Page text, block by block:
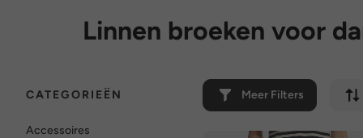
Linnen broeken voor
CATEGORIEËN Meer Filters
Accessoires